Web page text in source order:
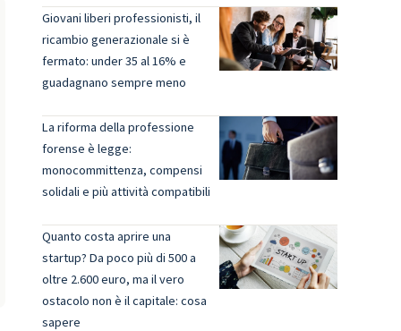
Giovani liberi professionisti, il
ricambio generazionale si è
fermato: under 35 al 16% e
guadagnano sempre meno
La riforma della professione
forense è legge:
monocommittenza, compensi
solidali e più attività compatibili
Quanto costa aprire una
startup? Da poco più di 500 a
oltre 2.600 euro, ma il vero
ostacolo non è il capitale: cosa
sapere